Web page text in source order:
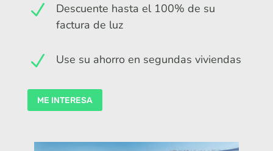
N
Descuente hasta el 100% de su
factura de luz
N Use su ahorro en segundas viviendas
ME INTERESA